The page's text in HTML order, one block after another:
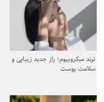
ترند میکروبیوم؛ راز جدید زیبایی و
سلامت پوست